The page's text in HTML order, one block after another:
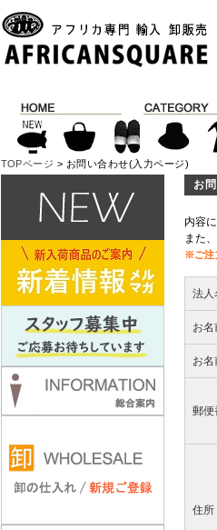
TOPページ > お問い合わせ(入力ページ)
お
内容
また
※ご注
法人
お名
お
郵便
住所